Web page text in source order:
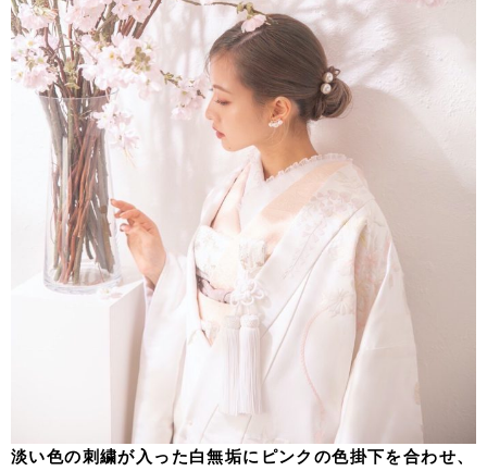
淡い色の刺繍が入った白無垢にピンクの色掛下を合わせ、